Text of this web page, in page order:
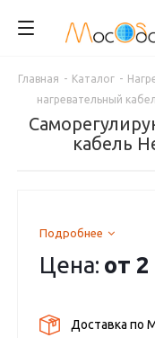
Главная - Каталог -
нагревательный
кабель
Подробнее
Цена: от2
Доставка по